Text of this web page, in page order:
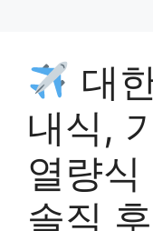
대
내식,
열량식
솔직